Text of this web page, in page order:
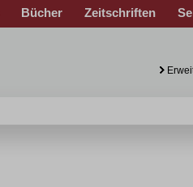
Bücher Zeitschriften